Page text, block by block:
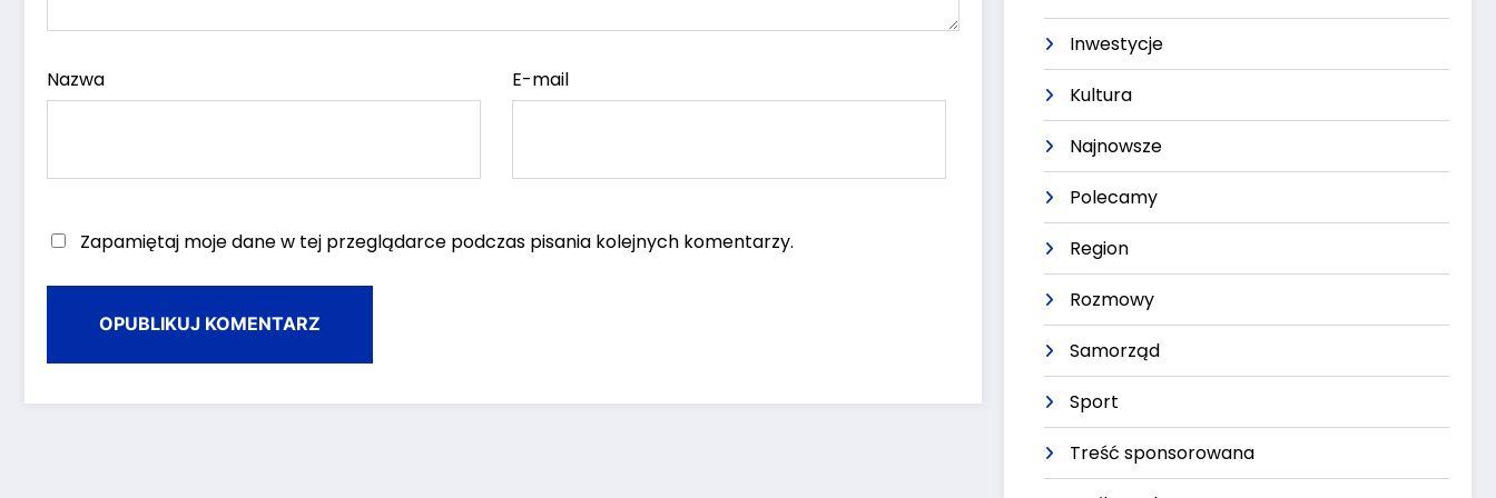
Nazwa E-mail
Zapamiętaj moje dane w tej przeglądarce podczas pisania kolejnych komentarzy.
Inwestycje
Kultura
Najnowsze
Polecamy
Region
Rozmowy
Samorząd
Sport
Treść sponsorowana